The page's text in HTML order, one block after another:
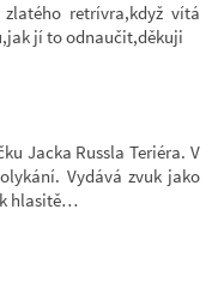
zlatého retrívra,když vítá
jí to odnaučit,děkuji
Jacka Russla Teriéra. V
Vydává zvuk jako
hlasitě…